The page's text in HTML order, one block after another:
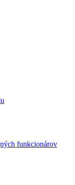
funkcionárov